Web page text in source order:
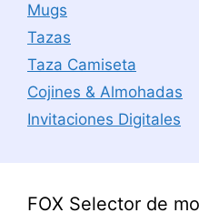
Mugs
Tazas
Taza Camiseta
Cojines & Almohadas
Invitaciones Digitales
FOX Selector de